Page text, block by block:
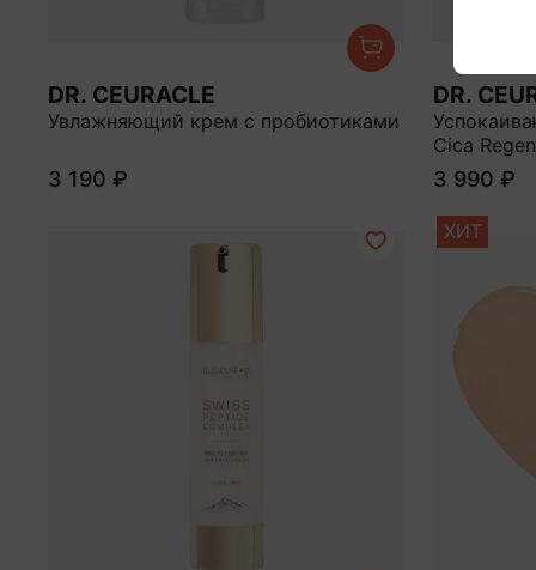
DR. CEURACLE
Увлажняющий крем с пробиотиками
3 190 ₽
DR.
Cica Regen
3 990 ₽
ХИТ